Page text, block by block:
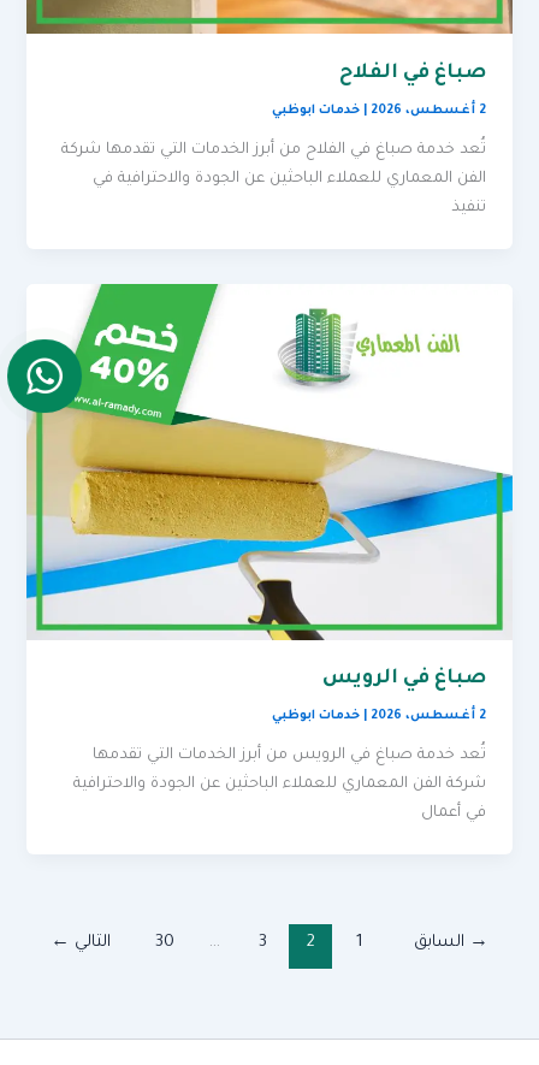
صباغ في الفلاح
2 أغسطس، 2026 |خدمات ابوظبي
تُعد خدمة صباغ في الفلاح من أبرز الخدمات التي تقدمها شركة
الفن المعماري للعملاء الباحثين عن الجودة والاحترافية في
تنفيذ
صباغ في الرويس
2 أغسطس، 2026 |خدمات ابوظبي
تُعد خدمة صباغ في الرويس من أبرز الخدمات التي تقدمها
شركة الفن المعماري للعملاء الباحثين عن الجودة والاحترافية
في أعمال
→ السابق 1
2
3
…
30 التالي ←